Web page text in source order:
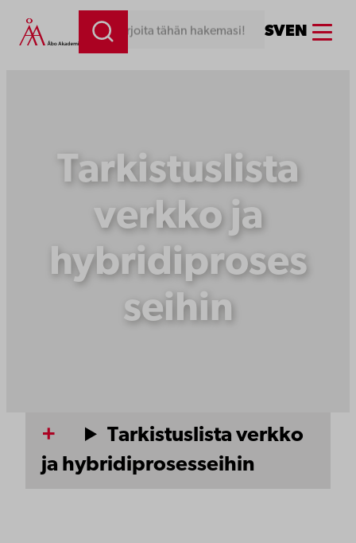
Siirry
sisältöön
Kirjoita tähän hakemasi! SVEN Menu
Tarkistuslista
verkko ja
hybridiproses
seihin
Tarkistuslista verkko
ja hybridiprosesseihin